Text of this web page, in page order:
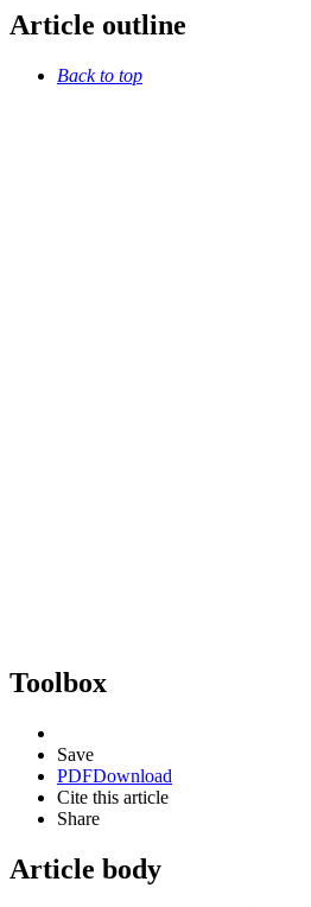
Article outline
Back to top
Toolbox
Save
PDFDownload
Cite this article
Share
Article body